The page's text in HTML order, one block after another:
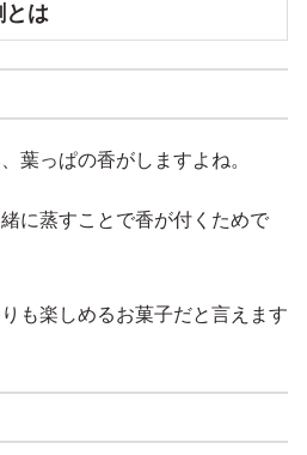
とは
葉っぱの香がしますよね。
に蒸すことで香が付くためで
も楽しめるお菓子だと言えます